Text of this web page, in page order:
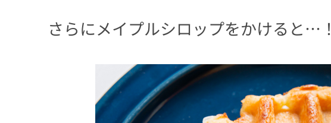
さらにメイプルシロップをかけると…！